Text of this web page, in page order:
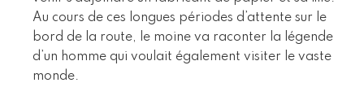
Au cours de ces longues périodes d’attente sur le
bord de la route, le moine va raconter la légende
d’un homme qui voulait également visiter le vaste
monde.